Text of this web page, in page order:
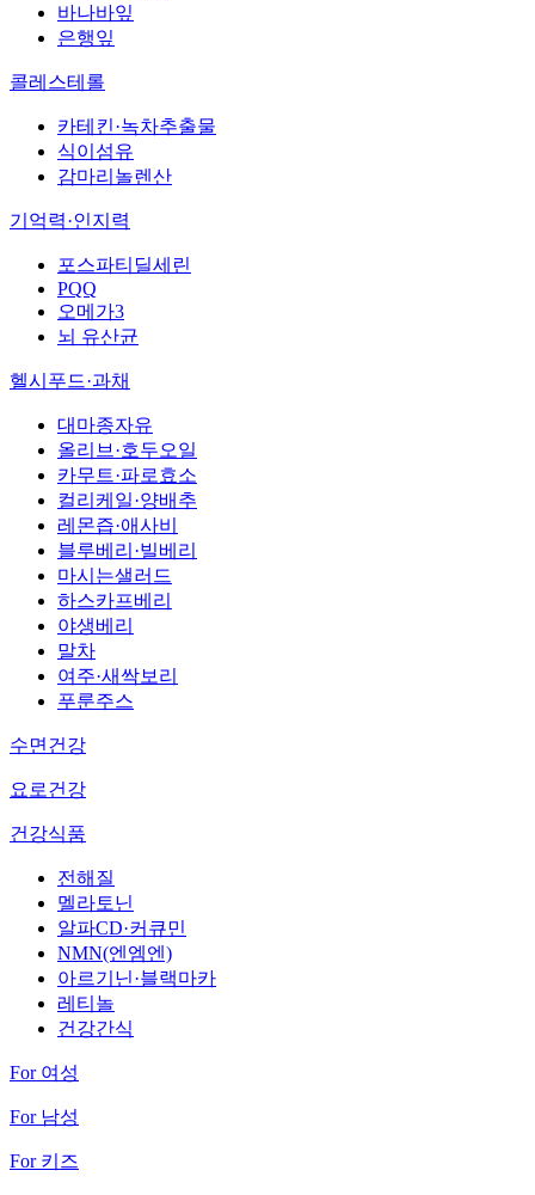
바나바잎
은행잎
콜레스테롤
카테킨·녹차추출물
식이섬유
감마리놀렌산
기억력·인지력
포스파티딜세린
PQQ
오메가3
뇌 유산균
헬시푸드·과채
대마종자유
올리브·호두오일
카무트·파로효소
컬리케일·양배추
레몬즙·애사비
블루베리·빌베리
마시는샐러드
하스카프베리
야생베리
말차
여주·새싹보리
푸룬주스
수면건강
요로건강
건강식품
전해질
멜라토닌
알파CD·커큐민
NMN(엔엠엔)
아르기닌·블랙마카
레티놀
건강간식
For 여성
For 남성
For 키즈